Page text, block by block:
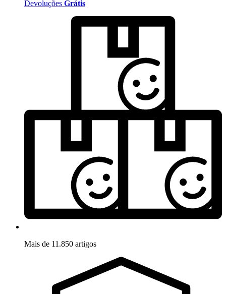
Devoluções Grátis
Mais de 11.850 artigos